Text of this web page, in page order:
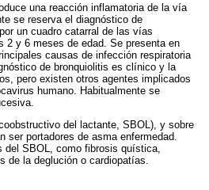
una reacción inflamatoria de la vía
se reserva el diagnóstico de
un cuadro catarral de las vías
2 y 6 meses de edad. Se presenta en
causas de infección respiratoria
de bronquiolitis es clínico y la
pero existen otros agentes implicados
humano. Habitualmente se
del lactante, SBOL), y sobre
portadores de asma enfermedad.
del SBOL, como fibrosis quística,
de la deglución o cardiopatías.